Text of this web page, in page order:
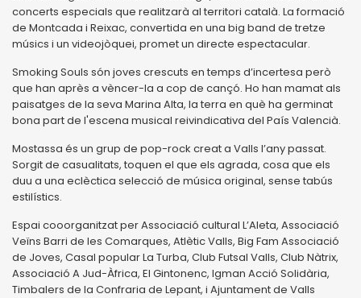
concerts especials que realitzarà al territori català. La formació
de Montcada i Reixac, convertida en una big band de tretze
músics i un videojòquei, promet un directe espectacular.
Smoking Souls són joves crescuts en temps d’incertesa però
que han après a vèncer-la a cop de cançó. Ho han mamat als
paisatges de la seva Marina Alta, la terra en què ha germinat
bona part de l'escena musical reivindicativa del País Valencià.
Mostassa és un grup de pop-rock creat a Valls l’any passat.
Sorgit de casualitats, toquen el que els agrada, cosa que els
duu a una eclèctica selecció de música original, sense tabús
estilístics.
Espai cooorganitzat per Associació cultural L’Aleta, Associació
Veïns Barri de les Comarques, Atlètic Valls, Big Fam Associació
de Joves, Casal popular La Turba, Club Futsal Valls, Club Nàtrix,
Associació A Jud-Àfrica, El Gintonenc, Igman Acció Solidària,
Timbalers de la Confraria de Lepant, i Ajuntament de Valls